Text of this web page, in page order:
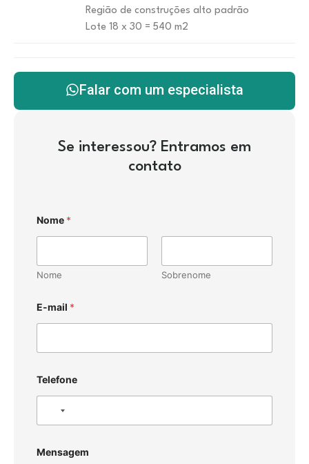
Região de construções alto padrão
Lote 18 x 30 = 540 m2
Falar com um especialista
Se interessou? Entramos em
contato
Nome *
Nome Sobrenome
E-mail *
Telefone
o
c
Mensagem